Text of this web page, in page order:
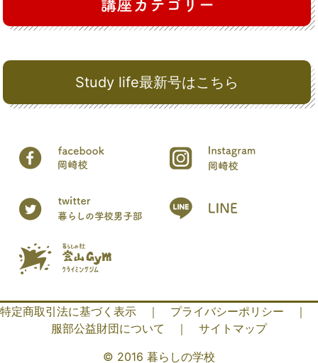
Study life最新号はこちら
特定商取引法に基づく表示 ｜ プライバシーポリシー
｜
服部公益財団について
｜
サイトマップ
© 2016 暮らしの学校